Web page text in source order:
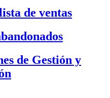
de ventas
de Gestión y